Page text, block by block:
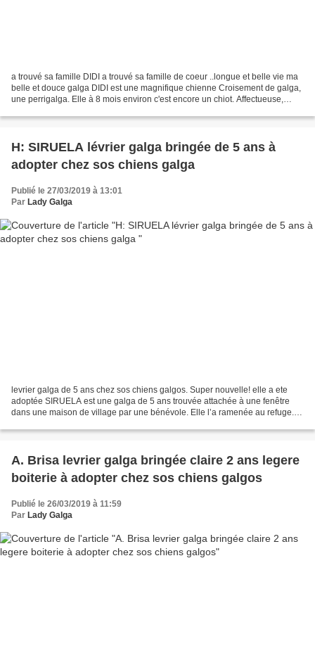
a trouvé sa famille DIDI a trouvé sa famille de coeur ..longue et belle vie ma
belle et douce galga DIDI est une magnifique chienne Croisement de galga,
une perrigalga. Elle à 8 mois environ c'est encore un chiot. Affectueuse,
H: SIRUELA lévrier galga bringée de 5 ans à
adopter chez sos chiens galga
Publié le 27/03/2019 à 13:01
Par Lady Galga
levrier galga de 5 ans chez sos chiens galgos. Super nouvelle! elle a ete
adoptée SIRUELA est une galga de 5 ans trouvée attachée à une fenêtre
dans une maison de village par une bénévole. Elle l’a ramenée au refuge.
A. Brisa levrier galga bringée claire 2 ans legere
boiterie à adopter chez sos chiens galgos
Publié le 26/03/2019 à 11:59
Par Lady Galga